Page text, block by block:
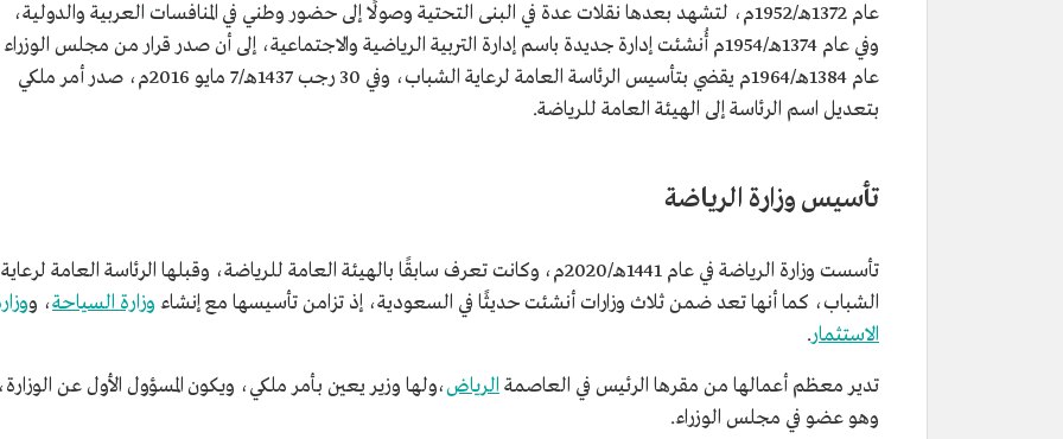
عام 1372هـ/1952م، لتشهد بعدها نقلات عدة في البنى التحتية وصولًا إلى حضور وطني في المنافسات العربية والدولية،
وفي عام 1374هـ/1954م أُنشئت إدارة جديدة باسم إدارة التربية الرياضية والاجتماعية، إلى أن صدر قرار من مجلس الوزراء
عام 1384هـ/1964م يقضي بتأسيس الرئاسة العامة لرعاية الشباب، وفي 30 رجب 1437هـ/7 مايو 2016م، صدر أمر ملكي
بتعديل اسم الرئاسة إلى الهيئة العامة للرياضة.
تأسيس وزارة الرياضة
تأسست وزارة الرياضة في عام 1441هـ/2020م، وكانت تعرف سابقًا بالهيئة العامة للرياضة، وقبلها الرئاسة العامة لرعاية
الشباب، كما أنها تعد ضمن ثلاث وزارات أنشئت حديثًا في السعودية، إذ تزامن تأسيسها مع إنشاء وزارة السياحة، و
الاستثمار.
تدير معظم أعمالها من مقرها الرئيس في العاصمة الرياض،ولها وزير يعين بأمر ملكي، ويكون المسؤول الأول عن الوزارة،
وهو عضو في مجلس الوزراء.